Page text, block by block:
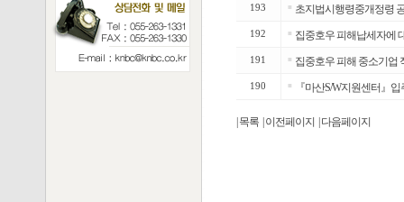
193 ■ 초지법시행령중개정령
192 ■ 집중호우 피해납세자에
191 ■ 집중호우 피해 중소기업
190 ■ 『마산S/W지원센터』
| 목록 | 이전페이지 | 다음페이지